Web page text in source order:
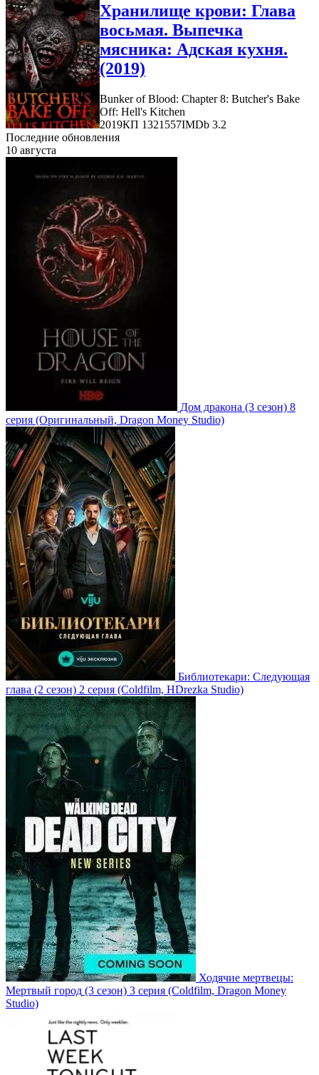
Хранилище крови: Глава
восьмая. Выпечка
мясника: Адская кухня.
(2019)
Bunker of Blood: Chapter 8: Butcher's Bake
Off: Hell's Kitchen
2019КП 1321557IMDb 3.2
Последние обновления
10 августа
Дом дракона (3 сезон) 8
серия (Оригинальный, Dragon Money Studio)
Библиотекари: Следующая
глава (2 сезон) 2 серия (Coldfilm, HDrezka Studio)
Ходячие мертвецы:
Мертвый город (3 сезон) 3 серия (Coldfilm, Dragon Money
Studio)